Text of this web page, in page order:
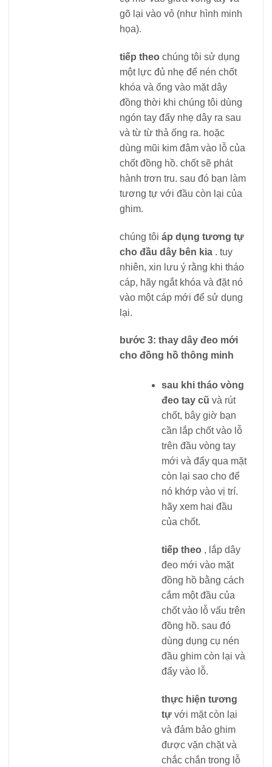
gõ lại vào vỏ (như hình minh
họa).
tiếp theochúng tôi sử dụng
một lực đủ nhẹ để nén chốt
khóa và ống vào mặt dây
đồng thời khi chúng tôi dùng
ngón tay đẩy nhẹ dây ra sau
và từ từ thả ống ra. hoặc
dùng mũi kim đâm vào lỗ của
chốt đồng hồ. chốt sẽ phát
hành trơn tru. sau đó bạn làm
tương tự với đầu còn lại của
ghim.
chúng tôiáp dụng tương tự
cho đầu dây bên kia . tuy
nhiên, xin lưu ý rằng khi tháo
cáp, hãy ngắt khóa và đặt nó
vào một cáp mới để sử dụng
lại.
bước 3: thay dây đeo mới
cho đồng hồ thông minh
sau khi tháo vòng
đeo tay cũvà rút
chốt, bây giờ bạn
cần lắp chốt vào lỗ
trên đầu vòng tay
mới và đẩy qua mặt
còn lại sao cho để
nó khớp vào vị trí.
hãy xem hai đầu
của chốt.
tiếp theo , lắp dây
đeo mới vào mặt
đồng hồ bằng cách
cắm một đầu của
chốt vào lỗ vấu trên
đồng hồ. sau đó
dùng dụng cụ nén
đầu ghim còn lại và
đẩy vào lỗ.
thực hiện tương
tựvới mặt còn lại
và đảm bảo ghim
được vặn chặt và
chắc chắn trong lỗ